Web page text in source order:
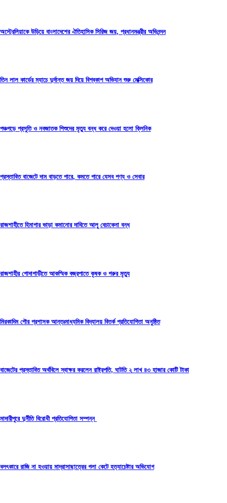
অস্ট্রেলিয়াকে উড়িয়ে বাংলাদেশের ঐতিহাসিক সিরিজ জয়, প্রধানমন্ত্রীর অভিনন্দন
তিন লাল কার্ডের ম্যাচে দুর্দান্ত জয় দিয়ে বিশ্বকাপ অভিযান শুরু মেক্সিকোর
পঞ্চগড়ে প্রসুতি ও নবজাতক শিশুদের মৃত্যু বন্ধ করে দেওয়া হলো ক্লিনিক
প্রস্তাবিত বাজেটে দাম বাড়তে পারে, কমতে পারে যেসব পণ্য ও সেবার
রাজশাহীতে হিমাগার ভাড়া কমানোর দাবিতে আলু বেচাকেনা বন্ধ
রাজশাহীর গোদাগাড়ীতে আকস্মিক বজ্রপাতে কৃষক ও গরুর মৃত্যু
মিরকাদিম পৌর প্রশাসক আন্তঃমাধ্যমিক বিদ্যালয় বিতর্ক প্রতিযোগিতা অনুষ্ঠিত
বাজেটের প্রস্তাবিত অর্থবিলে স্বাক্ষর করলেন রাষ্ট্রপতি, ঘাটতি ২ লাখ ৪৩ হাজার কোটি টাকা
মাদারীপুরে দুর্নীতি বিরোধী প্রতিযোগিতা সম্পন্ন
বলৎকারে রাজি না হওয়ায় মাদ্রাসাছাত্রের গলা কেটে হত্যাচেষ্টার অভিযোগ